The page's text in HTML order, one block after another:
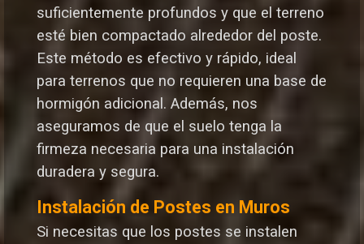
suficientemente profundos y que el terreno
esté bien compactado alrededor del poste.
Este método es efectivo y rápido, ideal
para terrenos que no requieren una base de
hormigón adicional. Además, nos
aseguramos de que el suelo tenga la
firmeza necesaria para una instalación
duradera y segura.
Instalación de Postes en Muros
Si necesitas que los postes se instalen